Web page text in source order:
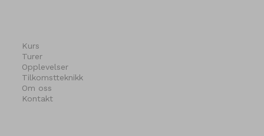
Kurs
Turer
Opplevelser
Tilkomstteknikk
Om oss
Kontakt